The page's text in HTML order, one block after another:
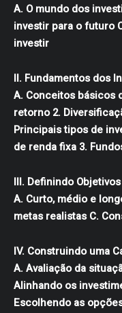
A. O mundo dos
investir para o futuro
investir
II. Fundamentos dos
A. Conceitos básicos
retorno 2.
Principais tipos de
de renda fixa 3.
III. Definindo
A. Curto, médio e
metas realistas C.
IV. Construindo uma
A. Avaliação da
Alinhando os
Escolhendo as